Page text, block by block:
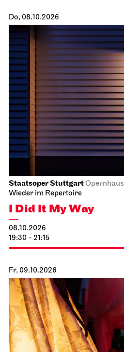
Do, 08.10.2026
Staatsoper StuttgartOpernhaus
Wieder im Repertoire
I Did It My Way
08.10.2026
19:30 - 21:15
Fr, 09.10.2026